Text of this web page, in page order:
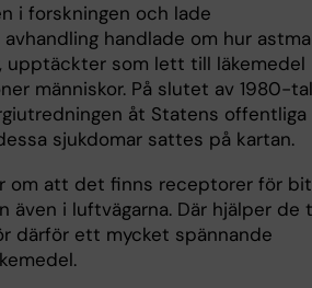
i forskningen och lade
handlade om hur astma
upptäckter som lett till läkemedel
människor. På slutet av 1980-
åt Statens offentliga
sjukdomar sattes på kartan.
om att det finns receptorer för
även i luftvägarna. Där hjälper de
därför ett mycket spännande